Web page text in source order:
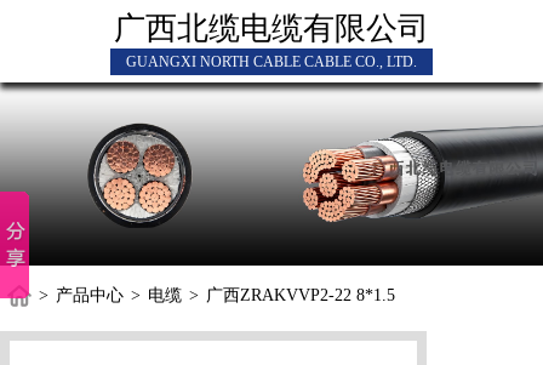
广西北缆电缆有限公司
GUANGXI NORTH CABLE CABLE CO., LTD.
> 产品中心 > 电缆 > 广西ZRAKVVP2-22 8*1.5